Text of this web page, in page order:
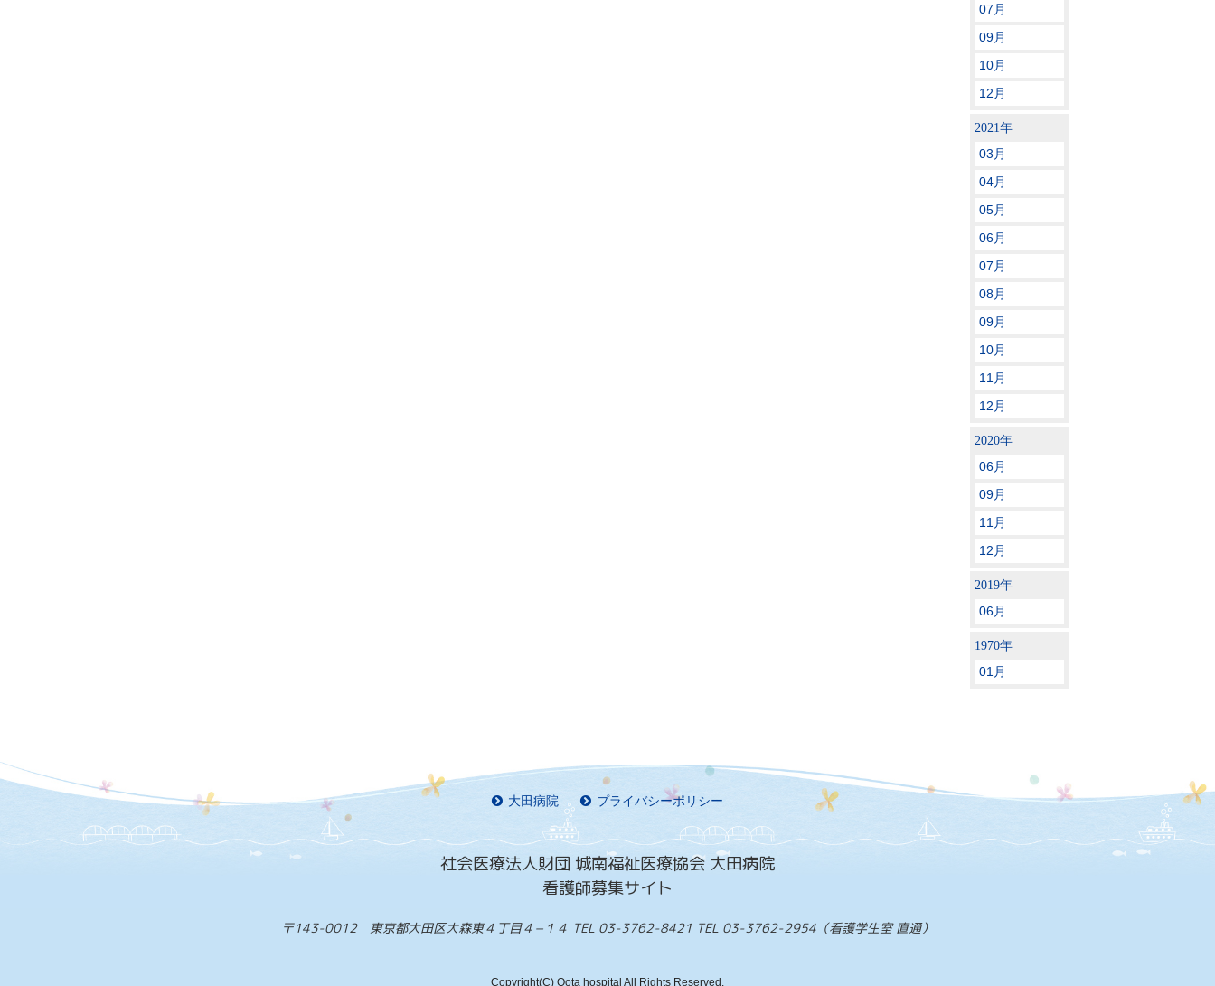
07月
09月
10月
12月
2021年
03月
04月
05月
06月
07月
08月
09月
10月
11月
12月
2020年
06月
09月
11月
12月
2019年
06月
1970年
01月
大田病院 プライバシーポリシー
社会医療法人財団 城南福祉医療協会 大田病院
看護師募集サイト
〒143-0012 東京都大田区大森東４丁目４−１４ TEL 03-3762-8421 TEL 03-3762-2954（看護学生室 直通）
Copyright(C) Oota hospital All Rights Reserved.